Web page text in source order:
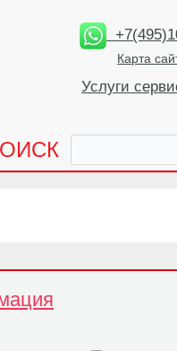
Карта
Услуги